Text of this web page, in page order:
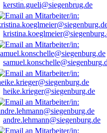
kerstin.gueli@siegenbrug.de
heike.krieger@siegenburg.de
andre.lehmann@siegenburg.de